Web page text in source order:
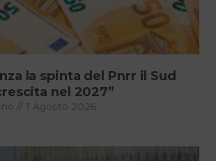
la spinta del Pnrr il Sud
nel 2027”
1 Agosto 2026